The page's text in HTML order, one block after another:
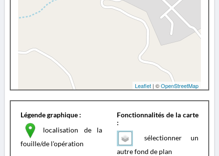
Leaflet | ©OpenStreetMap
Légende graphique :
localisation de la
fouille/de l'opération
Fonctionnalités de la carte
:
sélectionner un
autre fond de plan